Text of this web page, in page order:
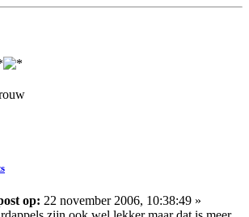
op: 22 november 2006, 10:38:49 »